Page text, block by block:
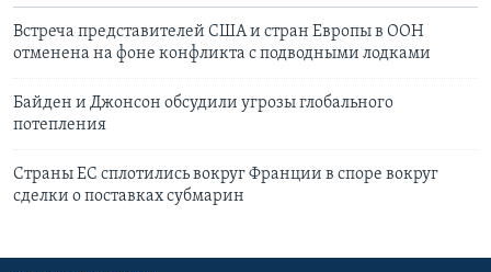
Встреча представителей США и стран Европы в ООН
отменeна на фоне конфликта с подводными лодками
Байден и Джонсон обсудили угрозы глобального
потепления
Страны ЕС сплотились вокруг Франции в споре вокруг
сделки о поставках субмарин